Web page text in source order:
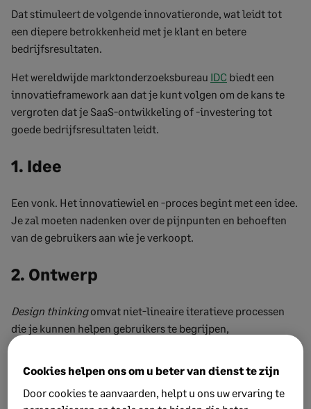
Dat stimuleert de volgende innovatieronde, wat leidt tot
een diepere betrokkenheid met je klant en betere
bedrijfsresultaten.
Het wereldwijde marktonderzoeksbureau IDC biedt een
innovatieframework aan dat je kunt volgen om de kans te
vergroten dat je SaaS-ontwikkeling of -investering tot
goede bedrijfsresultaten leidt.
1. Idee
Een vonk. Het innovatiewiel en -proces begint met een idee.
Je zal moeten nadenken over de pijnpunten en behoeften
van de gebruikers aan wie je verkoopt.
2. Ontwerp
Design thinkingomvat niet-lineaire iteratieve processen
die je kunnen helpen gebruikers te begrijpen,
definiëren en innovatieve oplossingen te creëren waar je
een prototype van kan maken en kan testen.
Cookies helpen ons om u beter van dienst te zijn
Door cookies te aanvaarden, helpt u ons uw ervaring te